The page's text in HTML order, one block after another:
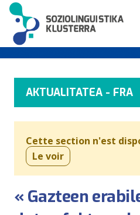
AKTUALITATEA - FRA
Cette section n'est
Le voir
« Gazteen